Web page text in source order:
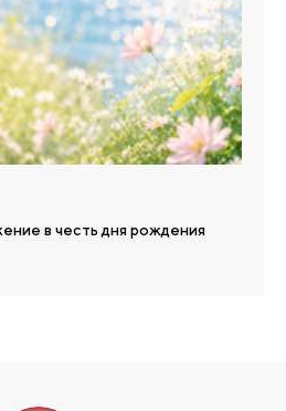
в честь дня рождения